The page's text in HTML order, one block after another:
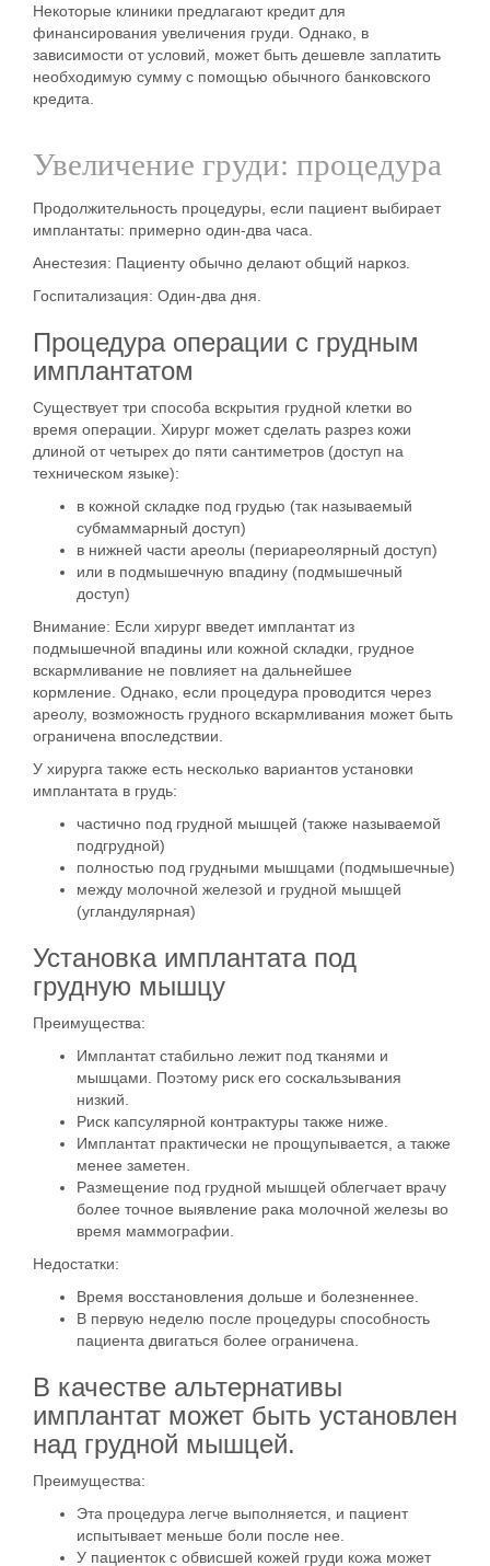
Некоторые клиники предлагают кредит для
финансирования увеличения груди. Однако, в
зависимости от условий, может быть дешевле заплатить
необходимую сумму с помощью обычного банковского
кредита.
Увеличение груди: процедура
Продолжительность процедуры, если пациент выбирает
имплантаты: примерно один-два часа.
Анестезия: Пациенту обычно делают общий наркоз.
Госпитализация: Один-два дня.
Процедура операции с грудным
имплантатом
Существует три способа вскрытия грудной клетки во
время операции. Хирург может сделать разрез кожи
длиной от четырех до пяти сантиметров (доступ на
техническом языке):
в кожной складке под грудью (так называемый
субмаммарный доступ)
в нижней части ареолы (периареолярный доступ)
или в подмышечную впадину (подмышечный
доступ)
Внимание: Если хирург введет имплантат из
подмышечной впадины или кожной складки, грудное
вскармливание не повлияет на дальнейшее
кормление Однако, если процедура проводится через
ареолу, возможность грудного вскармливания может быть
ограничена впоследствии.
У хирурга также есть несколько вариантов установки
имплантата в грудь:
частично под грудной мышцей (также называемой
подгрудной)
полностью под грудными мышцами (подмышечные)
между молочной железой и грудной мышцей
(угландулярная)
Установка имплантата под
грудную мышцу
Преимущества:
Имплантат стабильно лежит под тканями и
мышцами. Поэтому риск его соскальзывания
низкий.
Риск капсулярной контрактуры также ниже.
Имплантат практически не прощупывается, а также
менее заметен.
Размещение под грудной мышцей облегчает врачу
более точное выявление рака молочной железы во
время маммографии.
Недостатки:
Время восстановления дольше и болезненнее.
В первую неделю после процедуры способность
пациента двигаться более ограничена.
В качестве альтернативы
имплантат может быть установлен
над грудной мышцей.
Преимущества:
Эта процедура легче выполняется, и пациент
испытывает меньше боли после нее.
У пациенток с обвисшей кожей груди кожа может